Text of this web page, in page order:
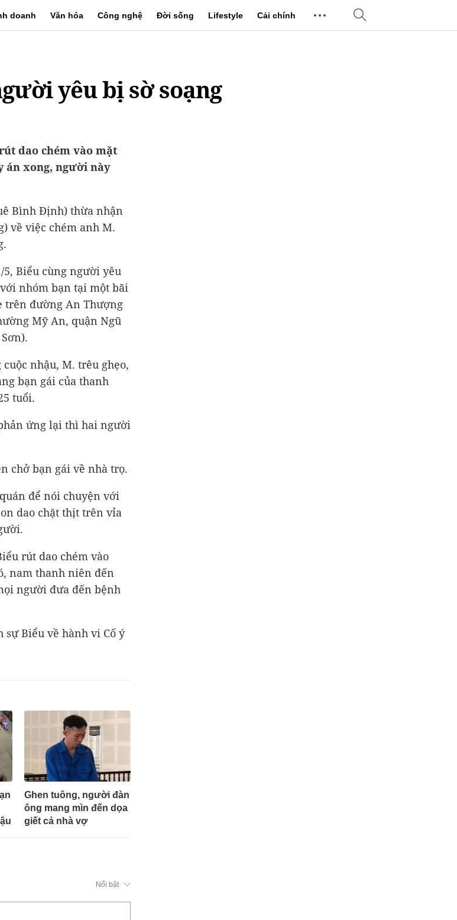
doanh Văn hóa Công nghệ Đời sống Lifestyle Cải chính
yêu bị sờ soạng
dao chém vào mặt
án xong, người này
Bình Định) thừa nhận
về việc chém anh M.
5, Biểu cùng người yêu
nhóm bạn tại một bãi
trên đường An Thượng
Mỹ An, quận Ngũ
cuộc nhậu, M. trêu ghẹo,
bạn gái của thanh
tuổi.
ứng lại thì hai người
chở bạn gái về nhà trọ.
để nói chuyện với
dao chặt thịt trên vỉa
rút dao chém vào
nam thanh niên đến
người đưa đến bệnh
sự Biểu về hành vi Cố ý
Ghen tuông, người đàn
ông mang mìn đến dọa
giết cả nhà vợ
Nổi bật